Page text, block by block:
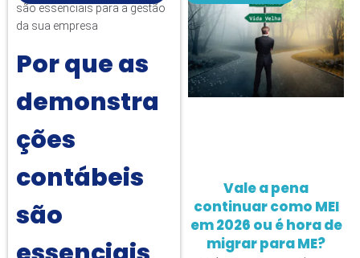
são essenciais para a gestão
da sua empresa
Por que as
demonstra
ções
contábeis
são
Vale a pena
continuar como MEI
em 2026 ou é hora de
migrar para ME?